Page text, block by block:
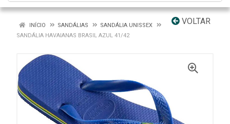
VOLTAR
INÍCIO SANDÁLIAS
SANDÁLIA UNISSEX
SANDÁLIA HAVAIANAS BRASIL AZUL 41/42